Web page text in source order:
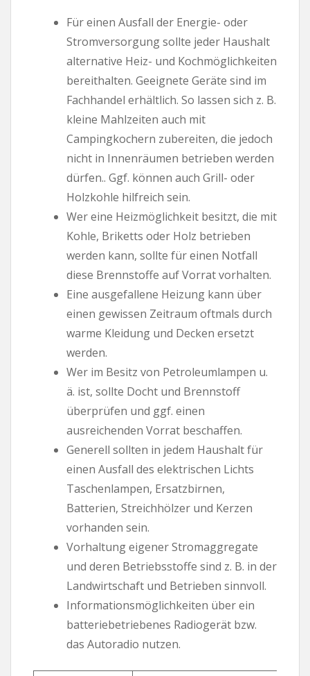
Für einen Ausfall der Energie- oder
Stromversorgung sollte jeder Haushalt
alternative Heiz- und Kochmöglichkeiten
bereithalten. Geeignete Geräte sind im
Fachhandel erhältlich. So lassen sich z. B.
kleine Mahlzeiten auch mit
Campingkochern zubereiten, die jedoch
nicht in Innenräumen betrieben werden
dürfen.. Ggf. können auch Grill- oder
Holzkohle hilfreich sein.
Wer eine Heizmöglichkeit besitzt, die mit
Kohle, Briketts oder Holz betrieben
werden kann, sollte für einen Notfall
diese Brennstoffe auf Vorrat vorhalten.
Eine ausgefallene Heizung kann über
einen gewissen Zeitraum oftmals durch
warme Kleidung und Decken ersetzt
werden.
Wer im Besitz von Petroleumlampen u.
ä. ist, sollte Docht und Brennstoff
überprüfen und ggf. einen
ausreichenden Vorrat beschaffen.
Generell sollten in jedem Haushalt für
einen Ausfall des elektrischen Lichts
Taschenlampen, Ersatzbirnen,
Batterien, Streichhölzer und Kerzen
vorhanden sein.
Vorhaltung eigener Stromaggregate
und deren Betriebsstoffe sind z. B. in der
Landwirtschaft und Betrieben sinnvoll.
Informationsmöglichkeiten über ein
batteriebetriebenes Radiogerät bzw.
das Autoradio nutzen.